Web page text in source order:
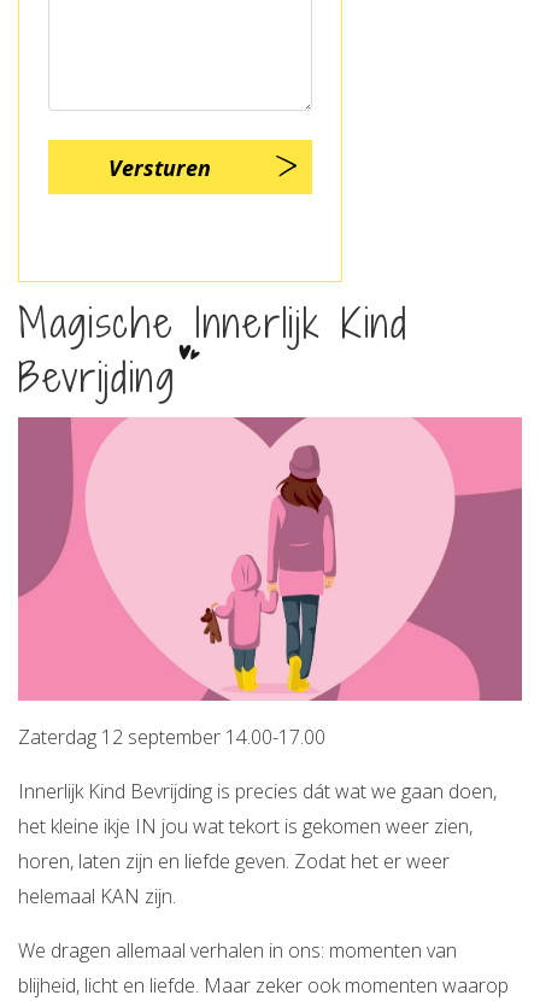
Magische Innerlijk Kind
Bevrijding
Zaterdag 12 september 14.00-17.00
Innerlijk Kind Bevrijding is precies dát wat we gaan doen,
het kleine ikje IN jou wat tekort is gekomen weer zien,
horen, laten zijn en liefde geven. Zodat het er weer
helemaal KAN zijn.
We dragen allemaal verhalen in ons: momenten van
blijheid, licht en liefde. Maar zeker ook momenten waarop